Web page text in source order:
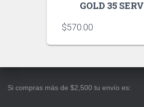
GOLD 35 SERV
$570.00
Si compras más de $2,500 tu envío es: